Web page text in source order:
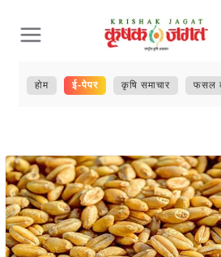
content
होम ई-पेपर कृषि समाचार फसल